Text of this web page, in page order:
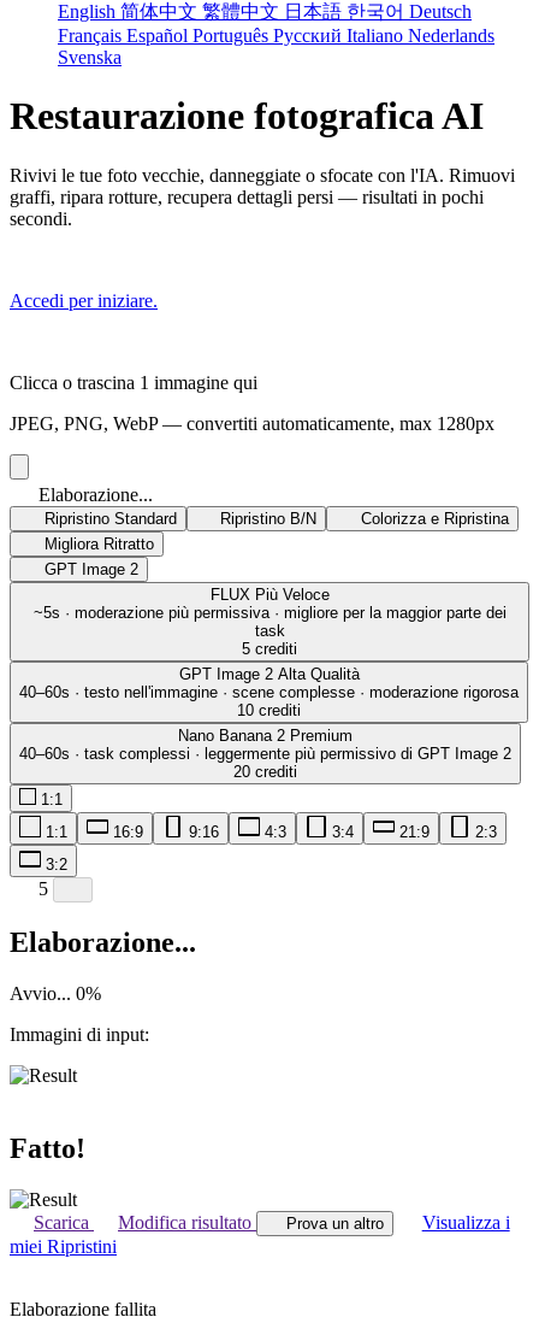
English 简体中文 繁體中文 日本語 한국어 Deutsch
Français Español Português Русский Italiano Nederlands
Svenska
Restaurazione fotografica AI
Rivivi le tue foto vecchie, danneggiate o sfocate con l'IA. Rimuovi
graffi, ripara rotture, recupera dettagli persi — risultati in pochi
secondi.
Accedi per iniziare.
Clicca o trascina 1 immagine qui
JPEG, PNG, WebP — convertiti automaticamente, max 1280px
Elaborazione...
Ripristino Standard Ripristino B/N
Colorizza e Ripristina
Migliora Ritratto
GPT Image 2
FLUX Più Veloce
~5s · moderazione più permissiva · migliore per la maggior parte dei
task
5 crediti
GPT Image 2 Alta Qualità
40–60s · testo nell'immagine · scene complesse · moderazione rigorosa
10 crediti
Nano Banana 2 Premium
40–60s · task complessi · leggermente più permissivo di GPT Image 2
20 crediti
1:1
1:1
16:9 9:16 4:3 3:4 21:9
2:3
3:2
5
Elaborazione...
Avvio... 0%
Immagini di input:
Fatto!
Scarica Modifica risultato Prova un altro
Visualizza i
miei Ripristini
Elaborazione fallita